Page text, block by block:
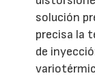
solución
precisa la
de